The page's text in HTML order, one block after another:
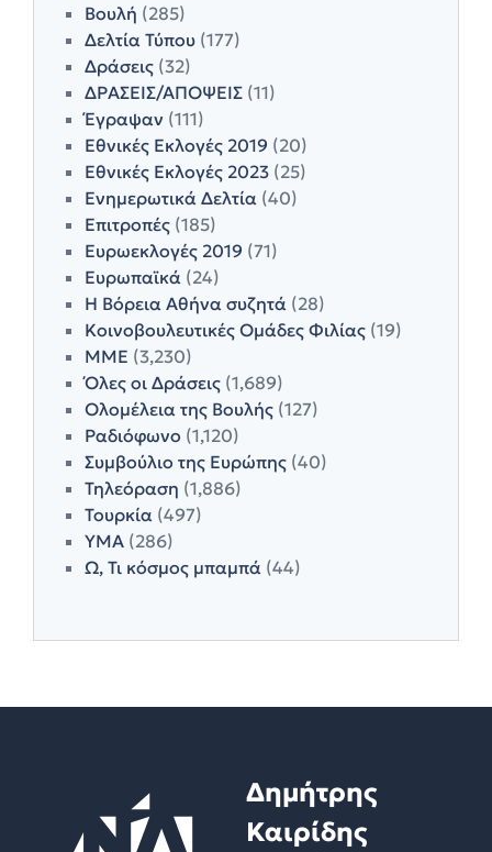
Βουλή (285)
Δελτία Τύπου (177)
Δράσεις (32)
ΔΡΑΣΕΙΣ/ΑΠΟΨΕΙΣ (11)
Έγραψαν (111)
Εθνικές Εκλογές 2019 (20)
Εθνικές Εκλογές 2023 (25)
Ενημερωτικά Δελτία (40)
Επιτροπές (185)
Ευρωεκλογές 2019 (71)
Ευρωπαϊκά (24)
Η Βόρεια Αθήνα συζητά (28)
Κοινοβουλευτικές Ομάδες Φιλίας (19)
ΜΜΕ (3,230)
Όλες οι Δράσεις (1,689)
Ολομέλεια της Βουλής (127)
Ραδιόφωνο (1,120)
Συμβούλιο της Ευρώπης (40)
Τηλεόραση (1,886)
Τουρκία (497)
ΥΜΑ (286)
Ω, Τι κόσμος μπαμπά (44)
Δημήτρης
Καιρίδης